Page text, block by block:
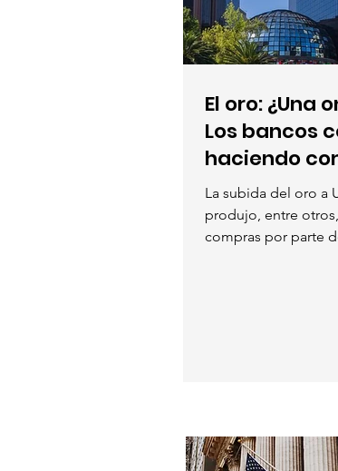
El oro: ¿Una
Los bancos
haciendo
La subida del oro a
produjo, entre otros,
compras por parte